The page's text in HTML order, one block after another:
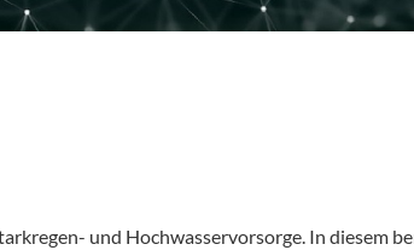
und Hochwasservorsorge. In diesem